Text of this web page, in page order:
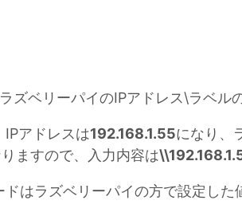
ズベリーパイのIPアドレス\ラベル
アドレスは192.168.1.55になり、
ますので、入力内容は
はラズベリーパイの方で設定した